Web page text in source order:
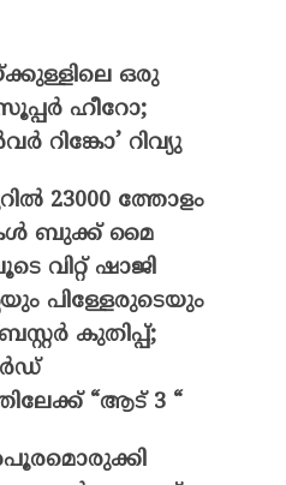
ഒരു
ഹീറോ;
റിങ്കോ’ റിവ്യു
23000 ത്തോളം
ബുക്ക് മൈ
വിറ്റ് ഷാജി
പിള്ളേരുടെയും
കുതിപ്പ്;
“ആട് 3 “